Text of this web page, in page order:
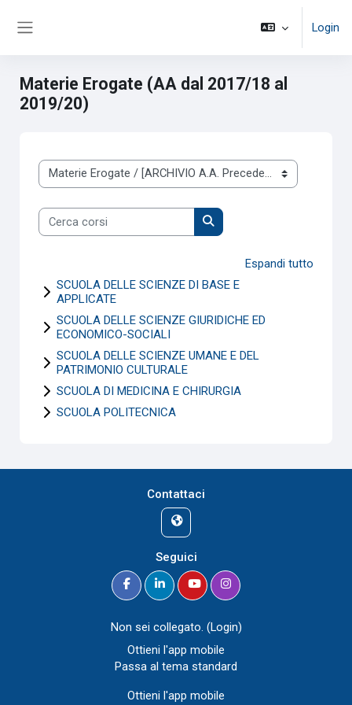
Login
Materie Erogate (AA dal 2017/18 al
2019/20)
Categorie di corso
Cerca corsi
Cerca corsi
Espandi tutto
SCUOLA DELLE SCIENZE DI BASE E
APPLICATE
SCUOLA DELLE SCIENZE GIURIDICHE ED
ECONOMICO-SOCIALI
SCUOLA DELLE SCIENZE UMANE E DEL
PATRIMONIO CULTURALE
SCUOLA DI MEDICINA E CHIRURGIA
SCUOLA POLITECNICA
Contattaci
Seguici
Non sei collegato. (Login)
Ottieni l'app mobile
Passa al tema standard
Ottieni l'app mobile